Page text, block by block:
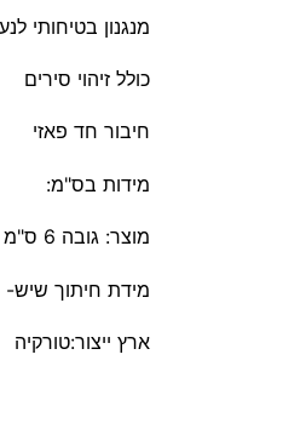
מנגנון בטיחותי
כולל זיהוי סירים
חיבור חד פאזי
מידות בס"מ:
מוצר: גובה 6 ס"מ , רוחב 29 ס"מ , עומק 52 ס"מ משקל: 4.7 ק"ג
מידת חיתוך שיש- 49*26
ארץ ייצור:טורקיה